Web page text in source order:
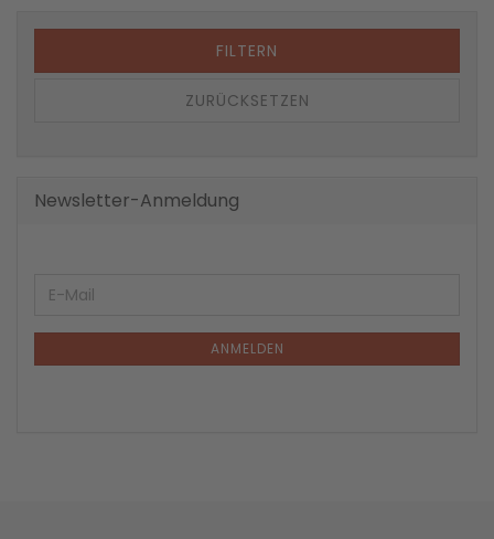
FILTERN
ZURÜCKSETZEN
Newsletter-Anmeldung
ANMELDEN